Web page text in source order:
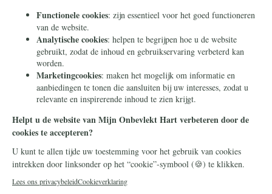
Maandelijks
Periodiek
Nalaten
Zelf overschrijven
berichten
© 2026 Stichting Civitas Christiana
Cookieverklaring
Privacy